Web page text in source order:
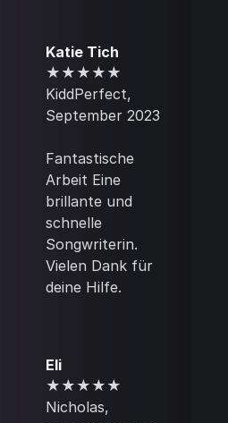
Katie Tich
★★★★★‍
‍KiddPerfect,
September 2023
‍Fantastische
Arbeit Eine
brillante und
schnelle
Songwriterin.
Vielen Dank für
deine Hilfe.
Eli
★★★★★
Nicholas,